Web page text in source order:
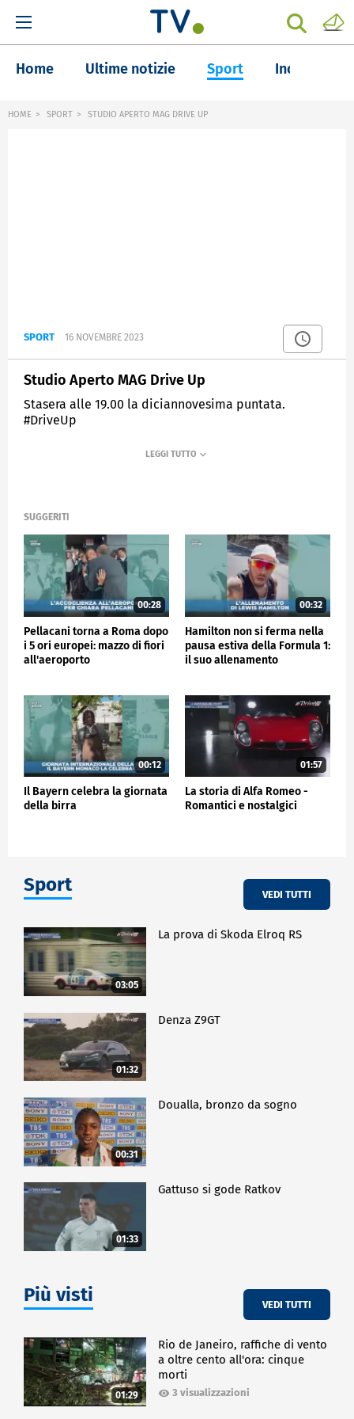
Home Ultime notizie Sport Inchieste
HOME SPORT STUDIO APERTO MAG DRIVE UP
SPORT 16 NOVEMBRE 2023
Studio Aperto MAG Drive Up
Stasera alle 19.00 la diciannovesima puntata.
#DriveUp
SPORTMEDIASET
SUGGERITI
00:28
Pellacani torna a Roma dopo
i 5 ori europei: mazzo di fiori
all'aeroporto
00:32
Hamilton non si ferma nella
pausa estiva della Formula 1:
il suo allenamento
00:12
Il Bayern celebra la giornata
della birra
01:57
La storia di Alfa Romeo -
Romantici e nostalgici
Sport VEDI TUTTI
03:05
La prova di Skoda Elroq RS
01:32
Denza Z9GT
00:31
Doualla, bronzo da sogno
01:33
Gattuso si gode Ratkov
Più visti VEDI TUTTI
01:29
Rio de Janeiro, raffiche di vento
a oltre cento all'ora: cinque
morti
3 visualizzazioni